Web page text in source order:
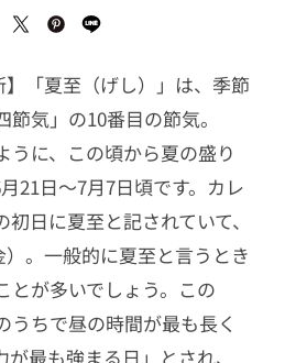
】「夏至（げし）」は、季節
気」の10番目の節気。
うに、この頃から夏の盛り
21日〜7月7日頃です。カレ
日に夏至と記されていて、
。一般的に夏至と言うとき
とが多いでしょう。この
うちで昼の時間が最も長く
最も強まる日」とされ、